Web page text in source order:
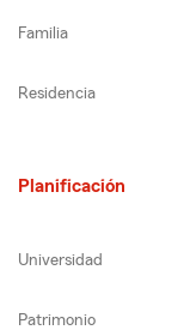
Familia
Residencia
Planificación
Universidad
Patrimonio